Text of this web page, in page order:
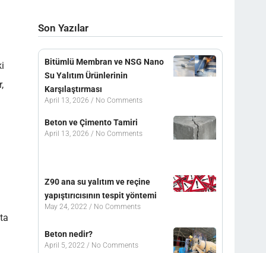
Son Yazılar
Bitümlü Membran ve NSG Nano
Su Yalıtım Ürünlerinin
Karşılaştırması
April 13, 2026 No Comments
Beton ve Çimento Tamiri
April 13, 2026 No Comments
Z90 ana su yalıtım ve reçine
yapıştırıcısının tespit yöntemi
May 24, 2022 No Comments
Beton nedir?
April 5, 2022 No Comments